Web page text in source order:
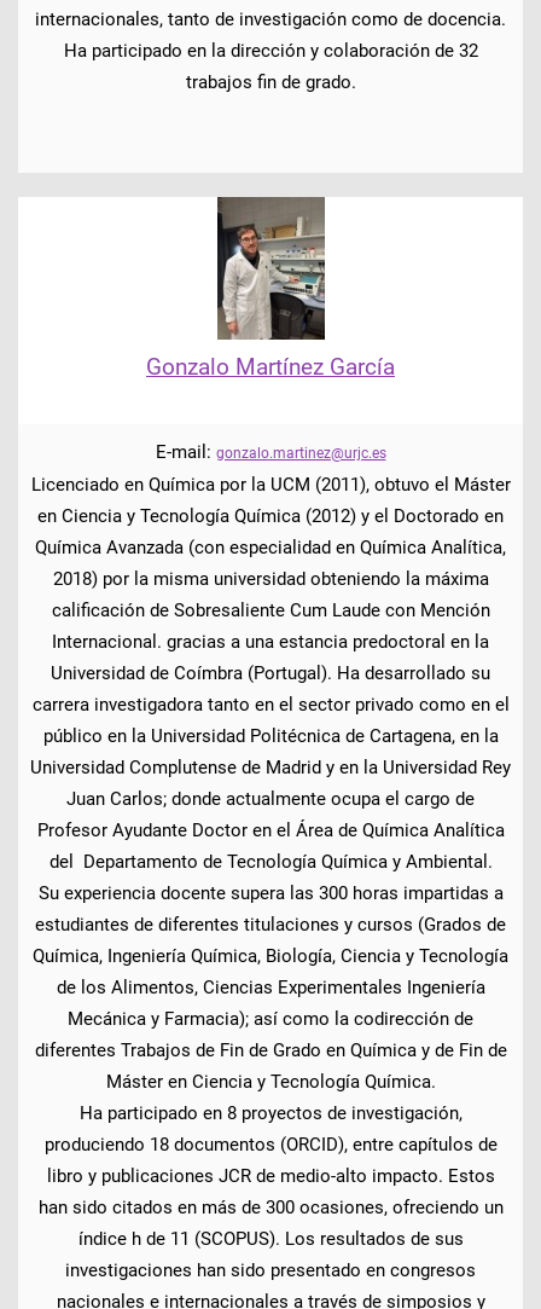
internacionales, tanto de investigación como de docencia.
Ha participado en la dirección y colaboración de 32
trabajos fin de grado.
Gonzalo Martínez García
E-mail: gonzalo.martinez@urjc.es
Licenciado en Química por la UCM (2011), obtuvo el Máster
en Ciencia y Tecnología Química (2012) y el Doctorado en
Química Avanzada (con especialidad en Química Analítica,
2018) por la misma universidad obteniendo la máxima
calificación de Sobresaliente Cum Laude con Mención
Internacional. gracias a una estancia predoctoral en la
Universidad de Coímbra (Portugal). Ha desarrollado su
carrera investigadora tanto en el sector privado como en el
público en la Universidad Politécnica de Cartagena, en la
Universidad Complutense de Madrid y en la Universidad Rey
Juan Carlos; donde actualmente ocupa el cargo de
Profesor Ayudante Doctor en el Área de Química Analítica
del Departamento de Tecnología Química y Ambiental.
Su experiencia docente supera las 300 horas impartidas a
estudiantes de diferentes titulaciones y cursos (Grados de
Química, Ingeniería Química, Biología, Ciencia y Tecnología
de los Alimentos, Ciencias Experimentales Ingeniería
Mecánica y Farmacia); así como la codirección de
diferentes Trabajos de Fin de Grado en Química y de Fin de
Máster en Ciencia y Tecnología Química.
Ha participado en 8 proyectos de investigación,
produciendo 18 documentos (ORCID), entre capítulos de
libro y publicaciones JCR de medio-alto impacto. Estos
han sido citados en más de 300 ocasiones, ofreciendo un
índice h de 11 (SCOPUS). Los resultados de sus
investigaciones han sido presentado en congresos
nacionales e internacionales a través de simposios y